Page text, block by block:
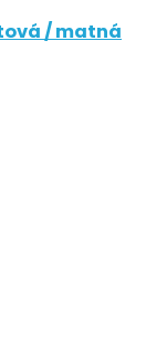
/ matná